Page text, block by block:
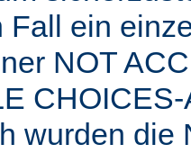
Fall ein
NOT
wurden die